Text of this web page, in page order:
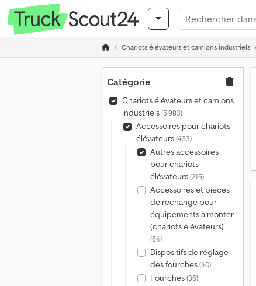
Chariots élévateurs et camions industriels
Catégorie
Chariots élévateurs et camions
industriels(5 983)
Accessoires pour chariots
élévateurs(433)
Autres accessoires
pour chariots
élévateurs(215)
Accessoires et pièces
de rechange pour
équipements à monter
(chariots élévateurs)
(64)
Dispositifs de réglage
des fourches(40)
Fourches(36)